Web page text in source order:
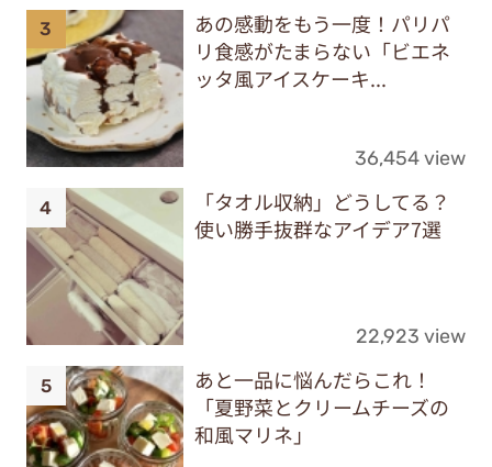
あの感動をもう一度！パリパ
リ食感がたまらない「ビエネ
ッタ風アイスケーキ...
36,454 view
「タオル収納」どうしてる？
使い勝手抜群なアイデア7選
22,923 view
あと一品に悩んだらこれ！
「夏野菜とクリームチーズの
和風マリネ」